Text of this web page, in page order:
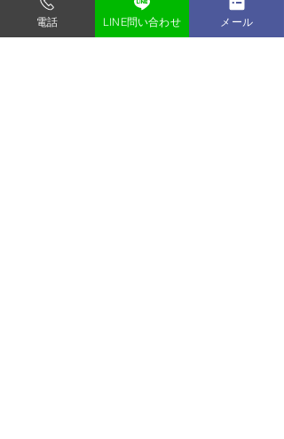
〒135-0048
東京都門前仲町1-9-2-2F
電話 LINE問い合わせ メール